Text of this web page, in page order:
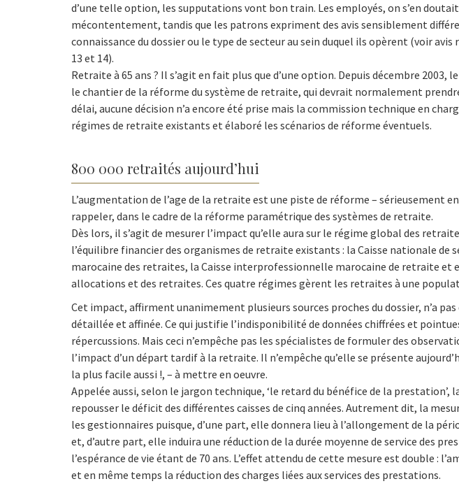
d’une telle option, les supputations vont bon train. Les employés, on s’en
mécontentement, tandis que les patrons expriment des avis sensiblement
connaissance du dossier ou le type de secteur au sein duquel ils opèrent (voir
13 et 14).
Retraite à 65 ans ? Il s’agit en fait plus que d’une option. Depuis décembre
le chantier de la réforme du système de retraite, qui devrait normalement
délai, aucune décision n’a encore été prise mais la commission technique en
régimes de retraite existants et élaboré les scénarios de réforme éventuels.
800 000 retraités aujourd’hui
L’augmentation de l’age de la retraite est une piste de réforme – sérieusement
rappeler, dans le cadre de la réforme paramétrique des systèmes de retraite.
Dès lors, il s’agit de mesurer l’impact qu’elle aura sur le régime global des
l’équilibre financier des organismes de retraite existants : la Caisse nationale de
marocaine des retraites, la Caisse interprofessionnelle marocaine de retraite et
allocations et des retraites. Ces quatre régimes gèrent les retraites à une
Cet impact, affirment unanimement plusieurs sources proches du dossier, n’a
détaillée et affinée. Ce qui justifie l’indisponibilité de données chiffrées et
répercussions. Mais ceci n’empêche pas les spécialistes de formuler des
l’impact d’un départ tardif à la retraite. Il n’empêche qu’elle se présente
la plus facile aussi !, – à mettre en oeuvre.
Appelée aussi, selon le jargon technique, ‘le retard du bénéfice de la prestation’,
repousser le déficit des différentes caisses de cinq années. Autrement dit, la
les gestionnaires puisque, d’une part, elle donnera lieu à l’allongement de la
et, d’autre part, elle induira une réduction de la durée moyenne de service des
l’espérance de vie étant de 70 ans. L’effet attendu de cette mesure est double :
et en même temps la réduction des charges liées aux services des prestations.